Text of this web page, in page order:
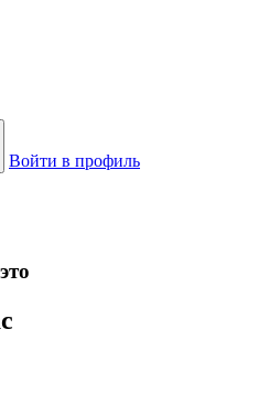
Войти в профиль